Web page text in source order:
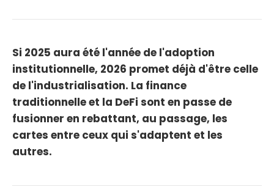
Si 2025 aura été l'année de l'adoption
institutionnelle, 2026 promet déjà d'être celle
de l'industrialisation. La finance
traditionnelle et la DeFi sont en passe de
fusionner en rebattant, au passage, les
cartes entre ceux qui s'adaptent et les
autres.